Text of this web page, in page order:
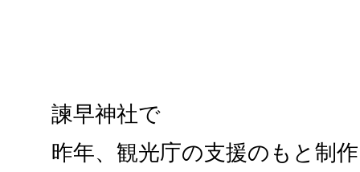
諫早神社で
昨年、観光庁の支援のもと制